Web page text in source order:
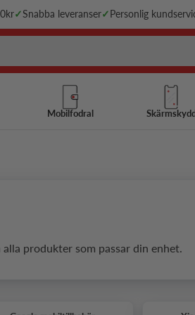
✓Snabba leveranser✓ Personlig
Mobilfodral Skärmskydd
produkter som passar din enhet.